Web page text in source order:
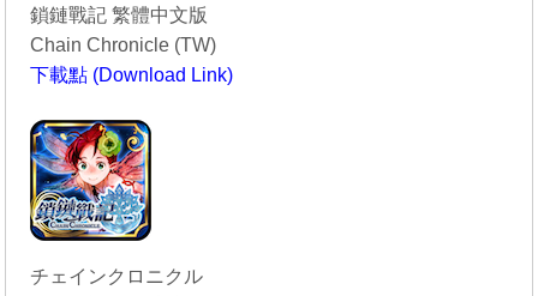
鎖鏈戰記 繁體中文版
Chain Chronicle (TW)
下載點 (Download Link)
チェインクロニクル